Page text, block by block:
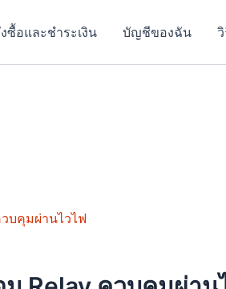
ซื้อและชำระเงิน บัญชีของฉัน